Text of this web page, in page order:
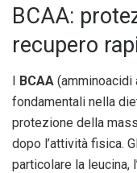
BCAA:
recupero
I BCAA (amminoacidi
fondamentali nella
protezione della
dopo l’attività fisica.
particolare la leucina,